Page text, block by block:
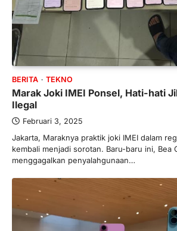
BERITA TEKNO
Marak Joki IMEI Ponsel, Hati-hati
Ilegal
Februari 3, 2025
Jakarta, Maraknya praktik joki IMEI dalam
kembali menjadi sorotan. Baru-baru ini, Bea
menggagalkan penyalahgunaan…